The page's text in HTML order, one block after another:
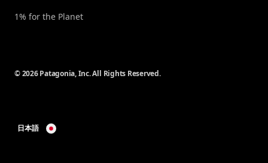
1% for the Planet
© 2026 Patagonia, Inc. All Rights Reserved.
日本語